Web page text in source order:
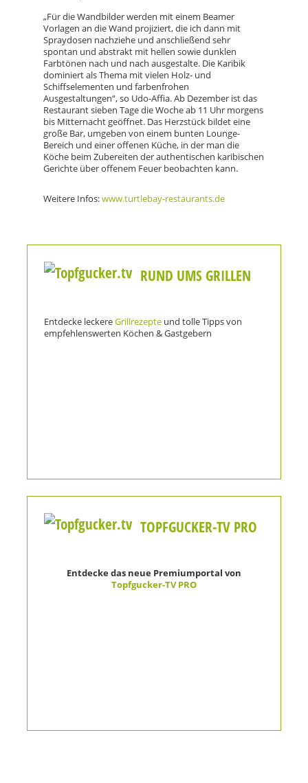
„Für die Wandbilder werden mit einem Beamer
Vorlagen an die Wand projiziert, die ich dann mit
Spraydosen nachziehe und anschließend sehr
spontan und abstrakt mit hellen sowie dunklen
Farbtönen nach und nach ausgestalte. Die Karibik
dominiert als Thema mit vielen Holz- und
Schiffselementen und farbenfrohen
Ausgestaltungen“, so Udo-Affia. Ab Dezember ist das
Restaurant sieben Tage die Woche ab 11 Uhr morgens
bis Mitternacht geöffnet. Das Herzstück bildet eine
große Bar, umgeben von einem bunten Lounge-
Bereich und einer offenen Küche, in der man die
Köche beim Zubereiten der authentischen karibischen
Gerichte über offenem Feuer beobachten kann.
Weitere Infos:www.turtlebay-restaurants.de
RUND UMS GRILLEN
Entdecke leckereGrillrezepte und tolle Tipps von
empfehlenswerten Köchen & Gastgebern
TOPFGUCKER-TV PRO
Entdecke das neue Premiumportal von
Topfgucker-TV PRO